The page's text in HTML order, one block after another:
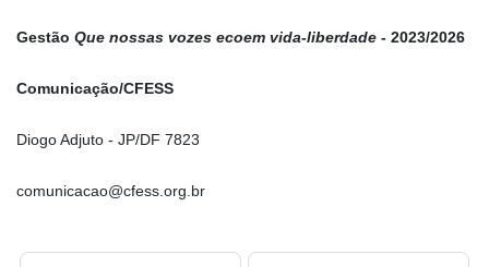
Gestão Que nossas vozes ecoem vida-liberdade - 2023/2026
Comunicação/CFESS
Diogo Adjuto - JP/DF 7823
comunicacao@cfess.org.br